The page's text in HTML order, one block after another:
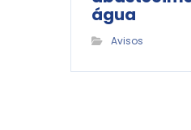
água
Avisos